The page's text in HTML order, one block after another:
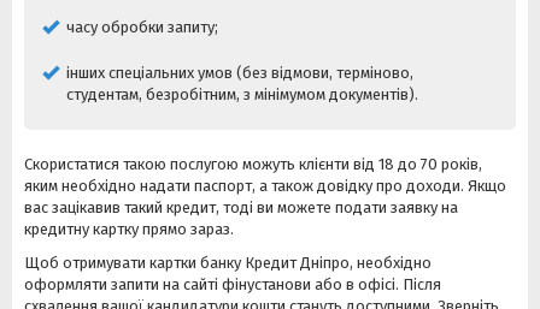
часу обробки запиту;
інших спеціальних умов (без відмови, терміново,
студентам, безробітним, з мінімумом документів).
Скористатися такою послугою можуть клієнти від 18 до 70 років,
яким необхідно надати паспорт, а також довідку про доходи. Якщо
вас зацікавив такий кредит, тоді ви можете подати заявку на
кредитну картку прямо зараз.
Щоб отримувати картки банку Кредит Дніпро, необхідно
оформляти запити на сайті фінустанови або в офісі. Після